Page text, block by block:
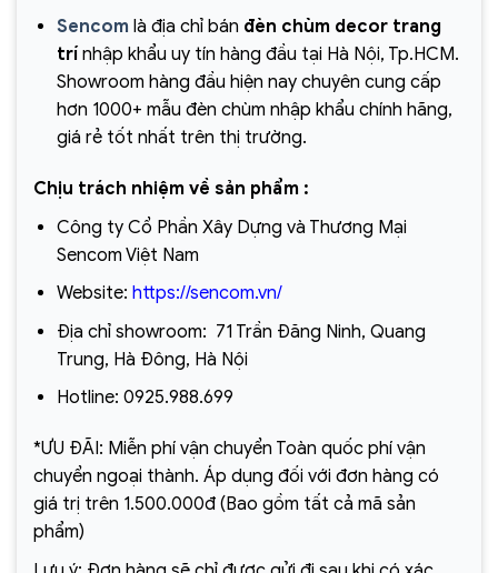
Sencom là địa chỉ bán đèn chùm decor trang
trínhập khẩu uy tín hàng đầu tại Hà Nội, Tp.HCM.
Showroom hàng đầu hiện nay chuyên cung cấp
hơn 1000+ mẫu đèn chùm nhập khẩu chính hãng,
giá rẻ tốt nhất trên thị trường.
Chịu trách nhiệm về sản phẩm :
Công ty Cổ Phần Xây Dựng và Thương Mại
Sencom Việt Nam
Website: https://sencom.vn/
Địa chỉ showroom: 71 Trần Đăng Ninh, Quang
Trung, Hà Đông, Hà Nội
Hotline: 0925.988.699
*ƯU ĐÃI: Miễn phí vận chuyển Toàn quốc phí vận
chuyển ngoại thành. Áp dụng đối với đơn hàng có
giá trị trên 1.500.000đ (Bao gồm tất cả mã sản
phẩm)